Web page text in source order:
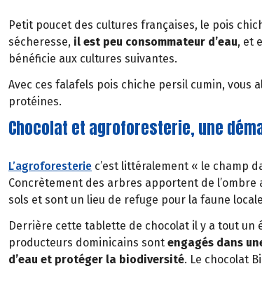
Petit poucet des cultures françaises, le pois
sécheresse, il est peu consommateur d’eau, et
bénéficie aux cultures suivantes.
Avec ces falafels pois chiche persil cumin,
protéines.
Chocolat et agroforesterie, une
L’agroforesterie c’est littéralement « le champ
Concrètement des arbres apportent de
sols et sont un lieu de refuge pour la faune
Derrière cette tablette de chocolat il y a tout un
producteurs dominicains sont engagés dans
d’eau et protéger la biodiversité. Le chocolat